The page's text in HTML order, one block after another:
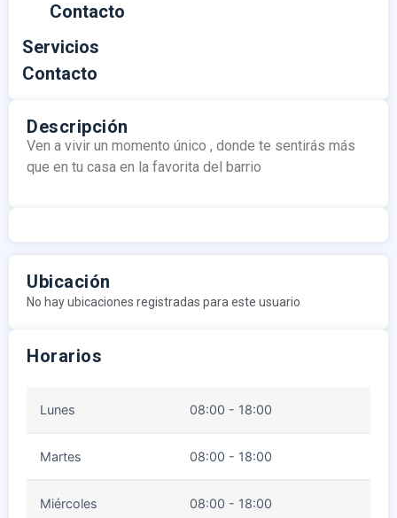
Contacto
Servicios
Contacto
Descripción
Ven a vivir un momento único , donde te sentirás más
que en tu casa en la favorita del barrio
Ubicación
No hay ubicaciones registradas para este usuario
Horarios
Lunes 08:00 - 18:00
Martes 08:00 - 18:00
Miércoles 08:00 - 18:00